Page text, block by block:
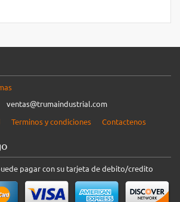
ventas@trumaindustrial.com
Terminos y condiciones Contactenos
pagar con su tarjeta de debito/credito